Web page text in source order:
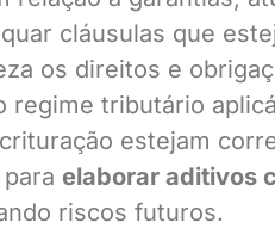
cláusulas que
os direitos e
regime tributário
estejam
elaborar aditivos
riscos futuros.